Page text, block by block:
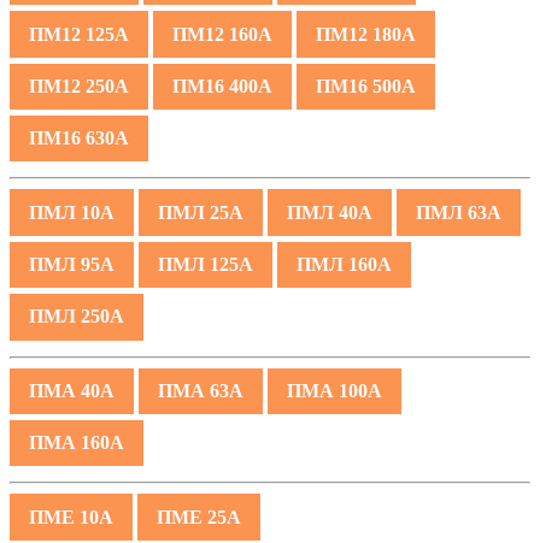
ПМ12 125А ПМ12 160А ПМ12 180А
ПМ12 250А ПМ16 400А ПМ16 500А
ПМ16 630А
ПМЛ 10А ПМЛ 25А ПМЛ 40А ПМЛ 63А
ПМЛ 95А ПМЛ 125А ПМЛ 160А
ПМЛ 250А
ПМА 40А ПМА 63А ПМА 100А
ПМА 160А
ПМЕ 10А ПМЕ 25А